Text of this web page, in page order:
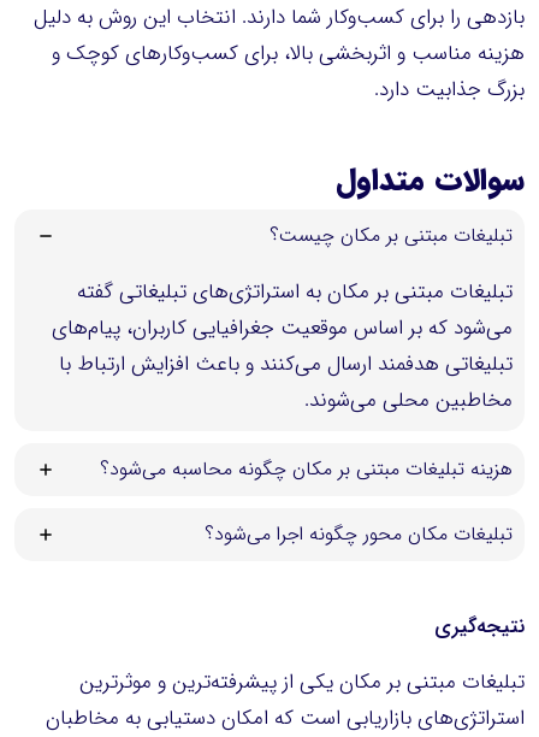
بازدهی را برای کسب‌وکار شما دارند. انتخاب این روش به دلیل
هزینه مناسب و اثربخشی بالا، برای کسب‌وکارهای کوچک و
بزرگ جذابیت دارد.
سوالات متداول
تبلیغات مبتنی بر مکان چیست؟
تبلیغات مبتنی بر مکان به استراتژی‌های تبلیغاتی گفته
می‌شود که بر اساس موقعیت جغرافیایی کاربران، پیام‌های
تبلیغاتی هدفمند ارسال می‌کنند و باعث افزایش ارتباط با
مخاطبین محلی می‌شوند.
هزینه تبلیغات مبتنی بر مکان چگونه محاسبه می‌شود؟
تبلیغات مکان محور چگونه اجرا می‌شود؟
نتیجه‌گیری
تبلیغات مبتنی بر مکان یکی از پیشرفته‌ترین و موثرترین
استراتژی‌های بازاریابی است که امکان دستیابی به مخاطبان